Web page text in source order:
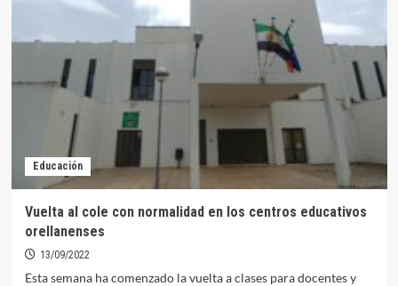
y
material
escolar
en
los
centros
educativos
orellanenses
Educación
Vuelta al cole con normalidad en los centros educativos
orellanenses
13/09/2022
Esta semana ha comenzado la vuelta a clases para docentes y